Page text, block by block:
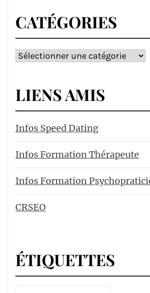
CATÉGORIES
Catégories
LIENS AMIS
Infos Speed Dating
Infos Formation Thérapeute
Infos Formation
CRSEO
ÉTIQUETTES